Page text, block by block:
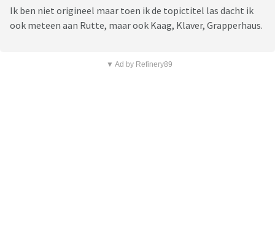
Ik ben niet origineel maar toen ik de topictitel las dacht ik
ook meteen aan Rutte, maar ook Kaag, Klaver, Grapperhaus.
▼ Ad by Refinery89